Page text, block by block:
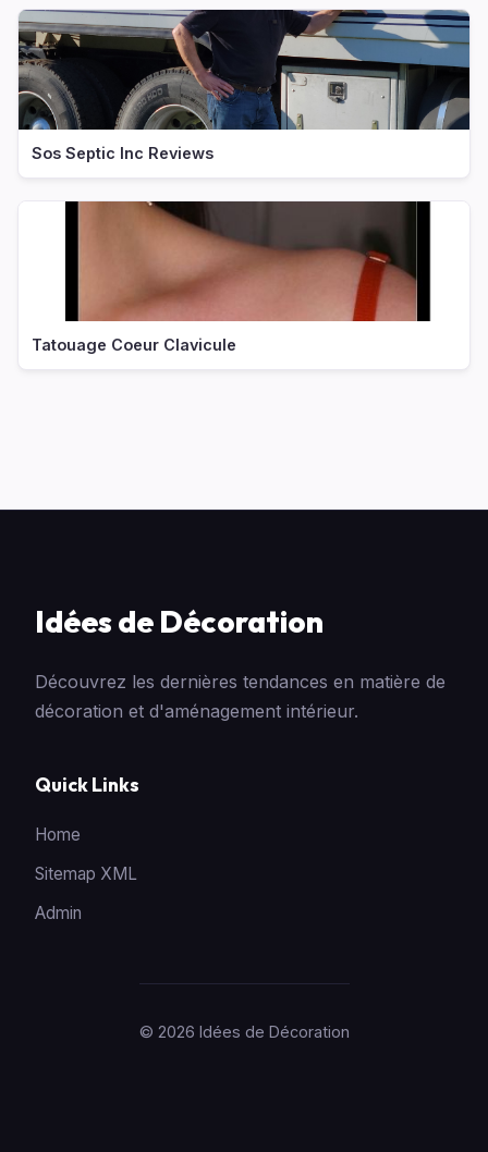
Sos Septic Inc Reviews
Tatouage Coeur Clavicule
Idées de Décoration
Découvrez les dernières tendances en matière de
décoration et d'aménagement intérieur.
Quick Links
Home
Sitemap XML
Admin
© 2026 Idées de Décoration